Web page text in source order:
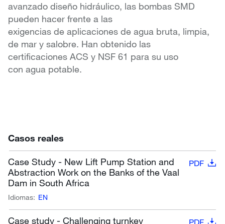
avanzado diseño hidráulico, las bombas SMD
pueden hacer frente a las
exigencias de aplicaciones de agua bruta, limpia,
de mar y salobre. Han obtenido las
certificaciones ACS y NSF 61 para su uso
con agua potable.
Casos reales
Case Study - New Lift Pump Station and
Abstraction Work on the Banks of the Vaal
Dam in South Africa
PDF
Idiomas: EN
Case study - Challenging turnkey PDF